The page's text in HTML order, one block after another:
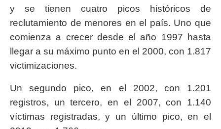
y se tienen cuatro picos históricos de
reclutamiento de menores en el país. Uno que
comienza a crecer desde el año 1997 hasta
llegar a su máximo punto en el 2000, con 1.817
victimizaciones.
Un segundo pico, en el 2002, con 1.201
registros, un tercero, en el 2007, con 1.140
víctimas registradas, y un último pico, en el